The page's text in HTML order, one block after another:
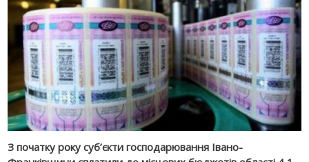
З початку року суб’єкти господарювання Івано-